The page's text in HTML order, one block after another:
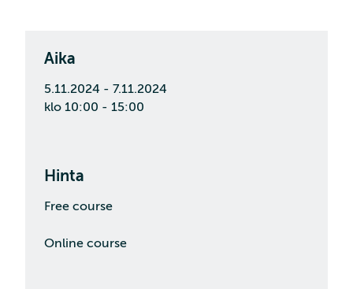
Aika
5.11.2024 - 7.11.2024
klo 10:00 - 15:00
Hinta
Free course
Online course